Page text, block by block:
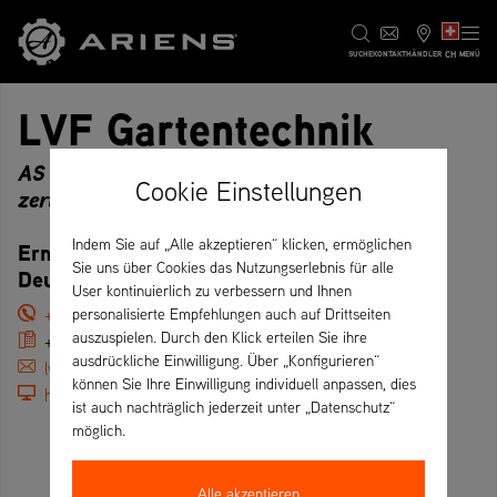
SUCHEKONTAKTHÄNDLER CH MENÜ
LVF Gartentechnik
AS 940 Sherpa RC, AS Academy, QMF
zertifiziert, Premium
Ernst-Sachs-Straße 13, 56070 Koblenz –
Deutschland
+49 (261) 23051
+49 (261) 210523
lvf-koblenz@t-online.de
https://www.lvf-gartentechnik.de/
Cookie Einstellungen
Indem Sie auf „Alle akzeptieren“ klicken, ermöglichen
Sie uns über Cookies das Nutzungserlebnis für alle
User kontinuierlich zu verbessern und Ihnen
personalisierte Empfehlungen auch auf Drittseiten
auszuspielen. Durch den Klick erteilen Sie ihre
ausdrückliche Einwilligung. Über „Konfigurieren“
können Sie Ihre Einwilligung individuell anpassen, dies
ist auch nachträglich jederzeit unter „Datenschutz“
möglich.